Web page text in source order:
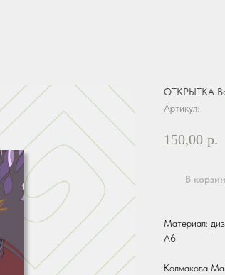
ОТКРЫТКА
Артикул:
150,00 р.
В
Материал:
А6
Колмакова